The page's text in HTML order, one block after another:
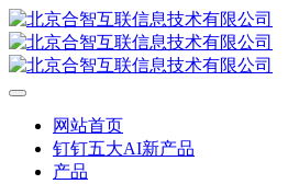
网站首页
钉钉五大AI新产品
产品